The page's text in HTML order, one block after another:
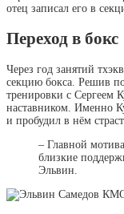
отец записал его в
Переход в бокс
Через год занятий
секцию бокса. Решив
тренировки с Сергеем
наставником. Именно
и пробудил в нём
– Главной
близкие
Эльвин.